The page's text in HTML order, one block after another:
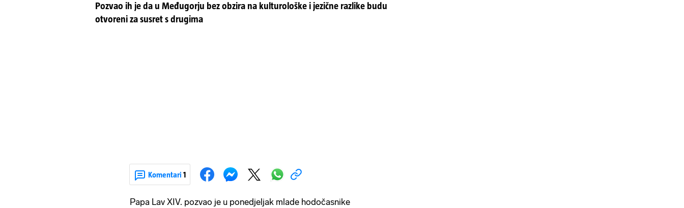
Pozvao ih je da u Međugorju bez obzira na kulturološke i jezične razlike budu
otvoreni za susret s drugima
Komentari 1
Papa Lav XIV. pozvao je u ponedjeljak mlade hodočasnike